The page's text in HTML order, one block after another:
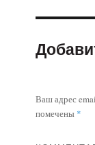
Ваш адрес
помечены *